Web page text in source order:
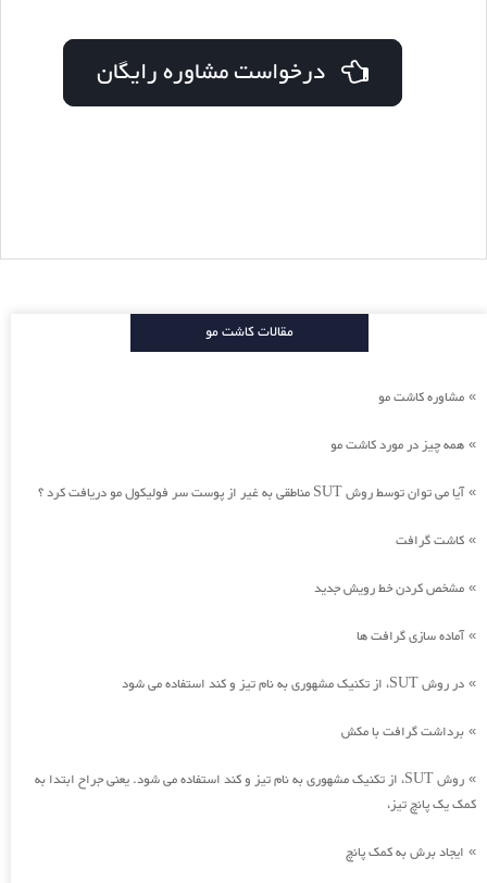
مقالات کاشت مو
» مشاوره کاشت مو
» همه چیز در مورد کاشت مو
»آیا می توان توسط روش SUT مناطقی به غیر از پوست سر فولیکول مو دریافت کرد ؟
» کاشت گرافت
» مشخص کردن خط رویش جدید
»آماده سازی گرافت ها
» در روش SUT، از تکنیک مشهوری به نام تیز و کند استفاده می شود
» برداشت گرافت با مکش
»
روش SUT، از تکنیک مشهوری به نام تیز و کند استفاده می شود. یعنی جراح ابتدا به
کمک یک پانچ تیز،
» ایجاد برش به کمک پانچ